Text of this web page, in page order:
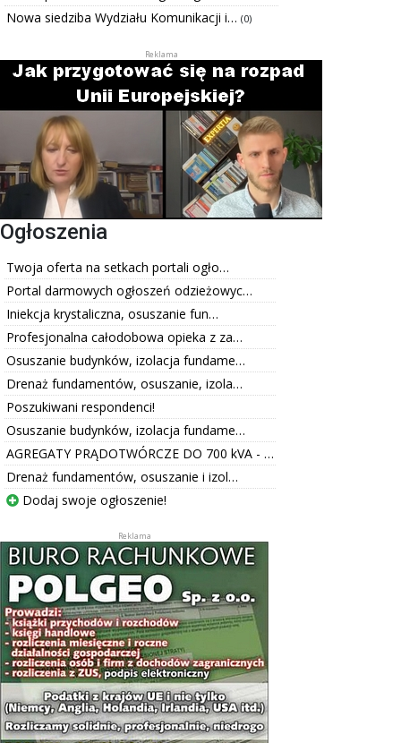
Nowa siedziba Wydziału Komunikacji i… (0)
Ogłoszenia
Twoja oferta na setkach portali ogło…
Portal darmowych ogłoszeń odzieżowyc…
Iniekcja krystaliczna, osuszanie fun…
Profesjonalna całodobowa opieka z za…
Osuszanie budynków, izolacja fundame…
Drenaż fundamentów, osuszanie, izola…
Poszukiwani respondenci!
Osuszanie budynków, izolacja fundame…
AGREGATY PRĄDOTWÓRCZE DO 700 kVA - …
Drenaż fundamentów, osuszanie i izol…
Dodaj swoje ogłoszenie!